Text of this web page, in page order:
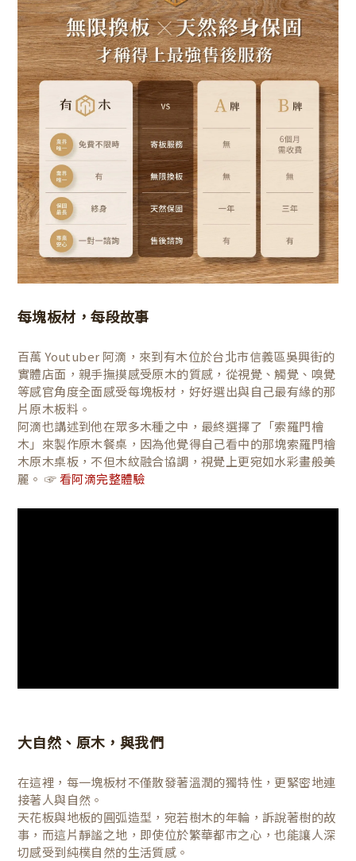
每塊板材，每段故事
百萬 Youtuber 阿滴，來到有木位於台北市信義區吳興街的
實體店面，親手撫摸感受原木的質感，從視覺、觸覺、嗅覺
等感官角度全面感受每塊板材，好好選出與自己最有緣的那
片原木板料。
阿滴也講述到他在眾多木種之中，最終選擇了「索羅門檜
木」來製作原木餐桌，因為他覺得自己看中的那塊索羅門檜
木原木桌板，不但木紋融合協調，視覺上更宛如水彩畫般美
麗。 ☞ 看阿滴完整體驗
大自然、原木，與我們
在這裡，每一塊板材不僅散發著溫潤的獨特性，更緊密地連
接著人與自然。
天花板與地板的圓弧造型，宛若樹木的年輪，訴說著樹的故
事，而這片靜謐之地，即使位於繁華都市之心，也能讓人深
切感受到純樸自然的生活質感。